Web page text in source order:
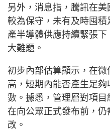
另外，消息指，騰訊在
較為保守，未有及時囤
產半導體供應持續緊張
大難題。
初步內部估算顯示，在
高，短期內能否產生足
數。據悉，管理層對項
在向公眾正式發布前，
改。